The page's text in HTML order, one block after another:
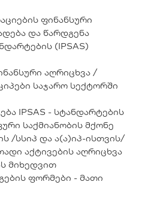
ფინანსური
და წარდგენა
(IPSAS)
აღრიცხვა /
საჯარო სექტორში
IPSAS - სტანდარტების
საქმიანობის მქონე
/სსიპ და ა(ა)იპ-ისთვის/
აქტივების აღრიცხვა
მიხედვით
ფორმები - მათი